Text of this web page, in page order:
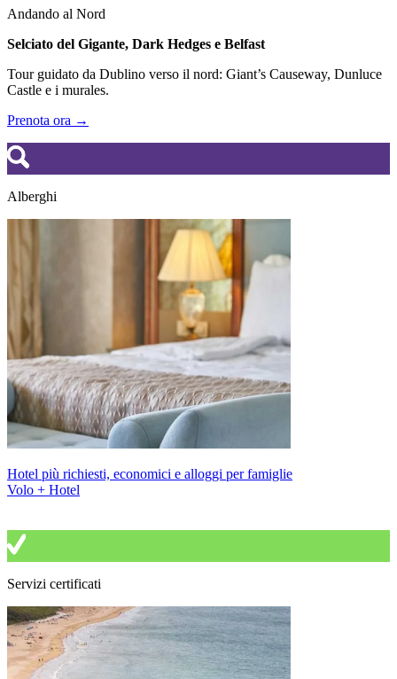
Andando al Nord
Selciato del Gigante, Dark Hedges e Belfast
Tour guidato da Dublino verso il nord: Giant’s Causeway, Dunluce
Castle e i murales.
Prenota ora →
Alberghi
Hotel più richiesti, economici e alloggi per famiglie
Volo + Hotel
Servizi certificati